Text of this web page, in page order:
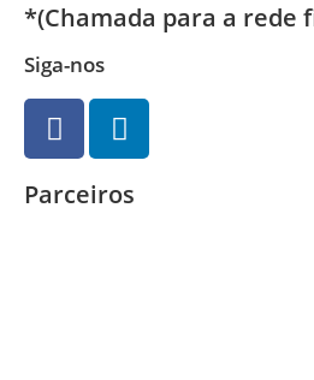
*(Chamada para a rede
Siga-nos
Parceiros